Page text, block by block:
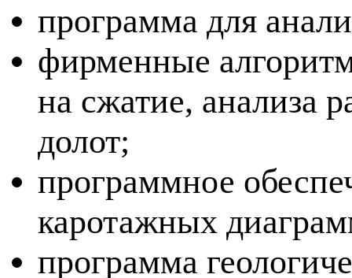
программа для
фирменные
на сжатие, анализа
долот;
программное
каротажных
программа